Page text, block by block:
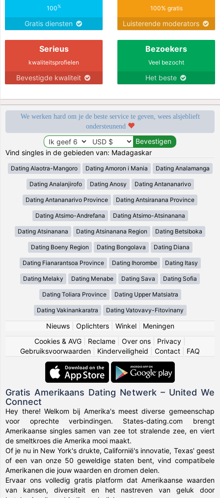
100%
Gratis diensten
100% gratis
Luisterende moderators
Serieus
kwaliteitsprofielen
Bevestigde kwaliteit
Bezoekers
Veel bezocht
Het beste
We werken hard om je de beste service te geven, wees alsjeblieft
ondersteunend
Vind singles in de gebieden van: Madagaskar
Dating Alaotra-Mangoro Dating Amoron i Mania Dating Analamanga
Dating Analanjirofo Dating Anosy Dating Antananarivo
Dating Antananarivo Province Dating Antsiranana Province
Dating Atsimo-Andrefana Dating Atsimo-Atsinanana
Dating Atsinanana Dating Atsinanana Region Dating Betsiboka
Dating Boeny Region Dating Bongolava Dating Diana
Dating Fianarantsoa Province Dating Ihorombe Dating Itasy
Dating Melaky Dating Menabe Dating Sava Dating Sofia
Dating Toliara Province Dating Upper Matsiatra
Dating Vakinankaratra Dating Vatovavy-Fitovinany
Nieuws| Oplichters| Winkel| Meningen
Cookies & AVG
Reclame Over ons Privacy
Gebruiksvoorwaarden
Kinderveiligheid Contact FAQ
Gratis Amerikaans Dating Netwerk – United We
Connect
Hey there! Welkom bij Amerika's meest diverse gemeenschap
voor oprechte verbindingen. States-dating.com brengt
Amerikaanse singles samen van zee tot stralende zee, en viert
de smeltkroes die Amerika mooi maakt.
Of je nu in New York's drukte, Californië's innovatie, Texas' geest
of een van onze 50 geweldige staten bent, vind compatibele
Amerikanen die jouw waarden en dromen delen.
Ervaar ons volledig gratis platform dat Amerikaanse waarden
van kansen, diversiteit en het nastreven van geluk door